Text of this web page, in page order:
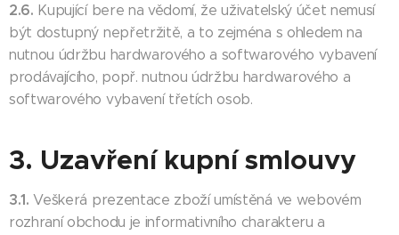
2.6. Kupující bere na vědomí, že uživatelský účet nemusí
být dostupný nepřetržitě, a to zejména s ohledem na
nutnou údržbu hardwarového a softwarového vybavení
prodávajícího, popř. nutnou údržbu hardwarového a
softwarového vybavení třetích osob.
3. Uzavření kupní smlouvy
3.1.Veškerá prezentace zboží umístěná ve webovém
rozhraní obchodu je informativního charakteru a